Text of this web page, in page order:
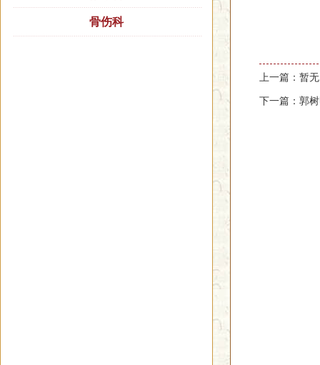
骨伤科
上一篇：暂无
下一篇：郭